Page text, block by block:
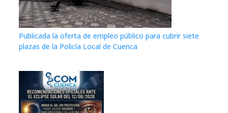
Publicada la oferta de empleo público para cubrir siete
plazas de la Policía Local de Cuenca